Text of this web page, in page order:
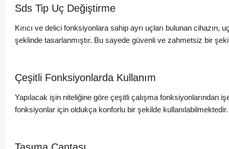
Sds Tip Uç Değiştirme
Kırıcı ve delici fonksiyonlara sahip ayrı uçları bulunan
şeklinde tasarlanmıştır. Bu sayede güvenli ve zahmetsiz bir
Çeşitli Fonksiyonlarda Kullanım
Yapılacak işin niteliğine göre çeşitli çalışma fonksiyonlarından
fonksiyonlar için oldukça konforlu bir şekilde kullanılabilmektedir.